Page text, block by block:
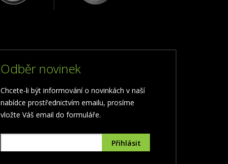
Odběr novinek
Chcete-li být informování o novinkách v naší
nabídce prostřednictvím emailu, prosíme
vložte Váš email do formuláře.